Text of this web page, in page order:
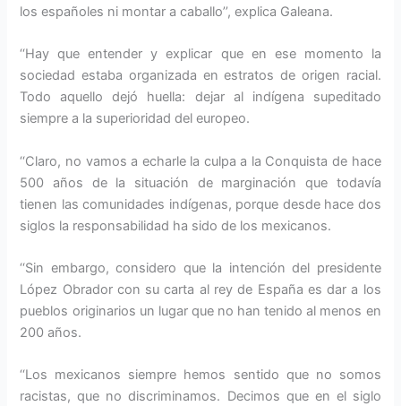
los españoles ni montar a caballo’’, explica Galeana.
‘‘Hay que entender y explicar que en ese momento la
sociedad estaba organizada en estratos de origen racial.
Todo aquello dejó huella: dejar al indígena supeditado
siempre a la superioridad del europeo.
‘‘Claro, no vamos a echarle la culpa a la Conquista de hace
500 años de la situación de marginación que todavía
tienen las comunidades indígenas, porque desde hace dos
siglos la responsabilidad ha sido de los mexicanos.
‘‘Sin embargo, considero que la intención del presidente
López Obrador con su carta al rey de España es dar a los
pueblos originarios un lugar que no han tenido al menos en
200 años.
‘‘Los mexicanos siempre hemos sentido que no somos
racistas, que no discriminamos. Decimos que en el siglo